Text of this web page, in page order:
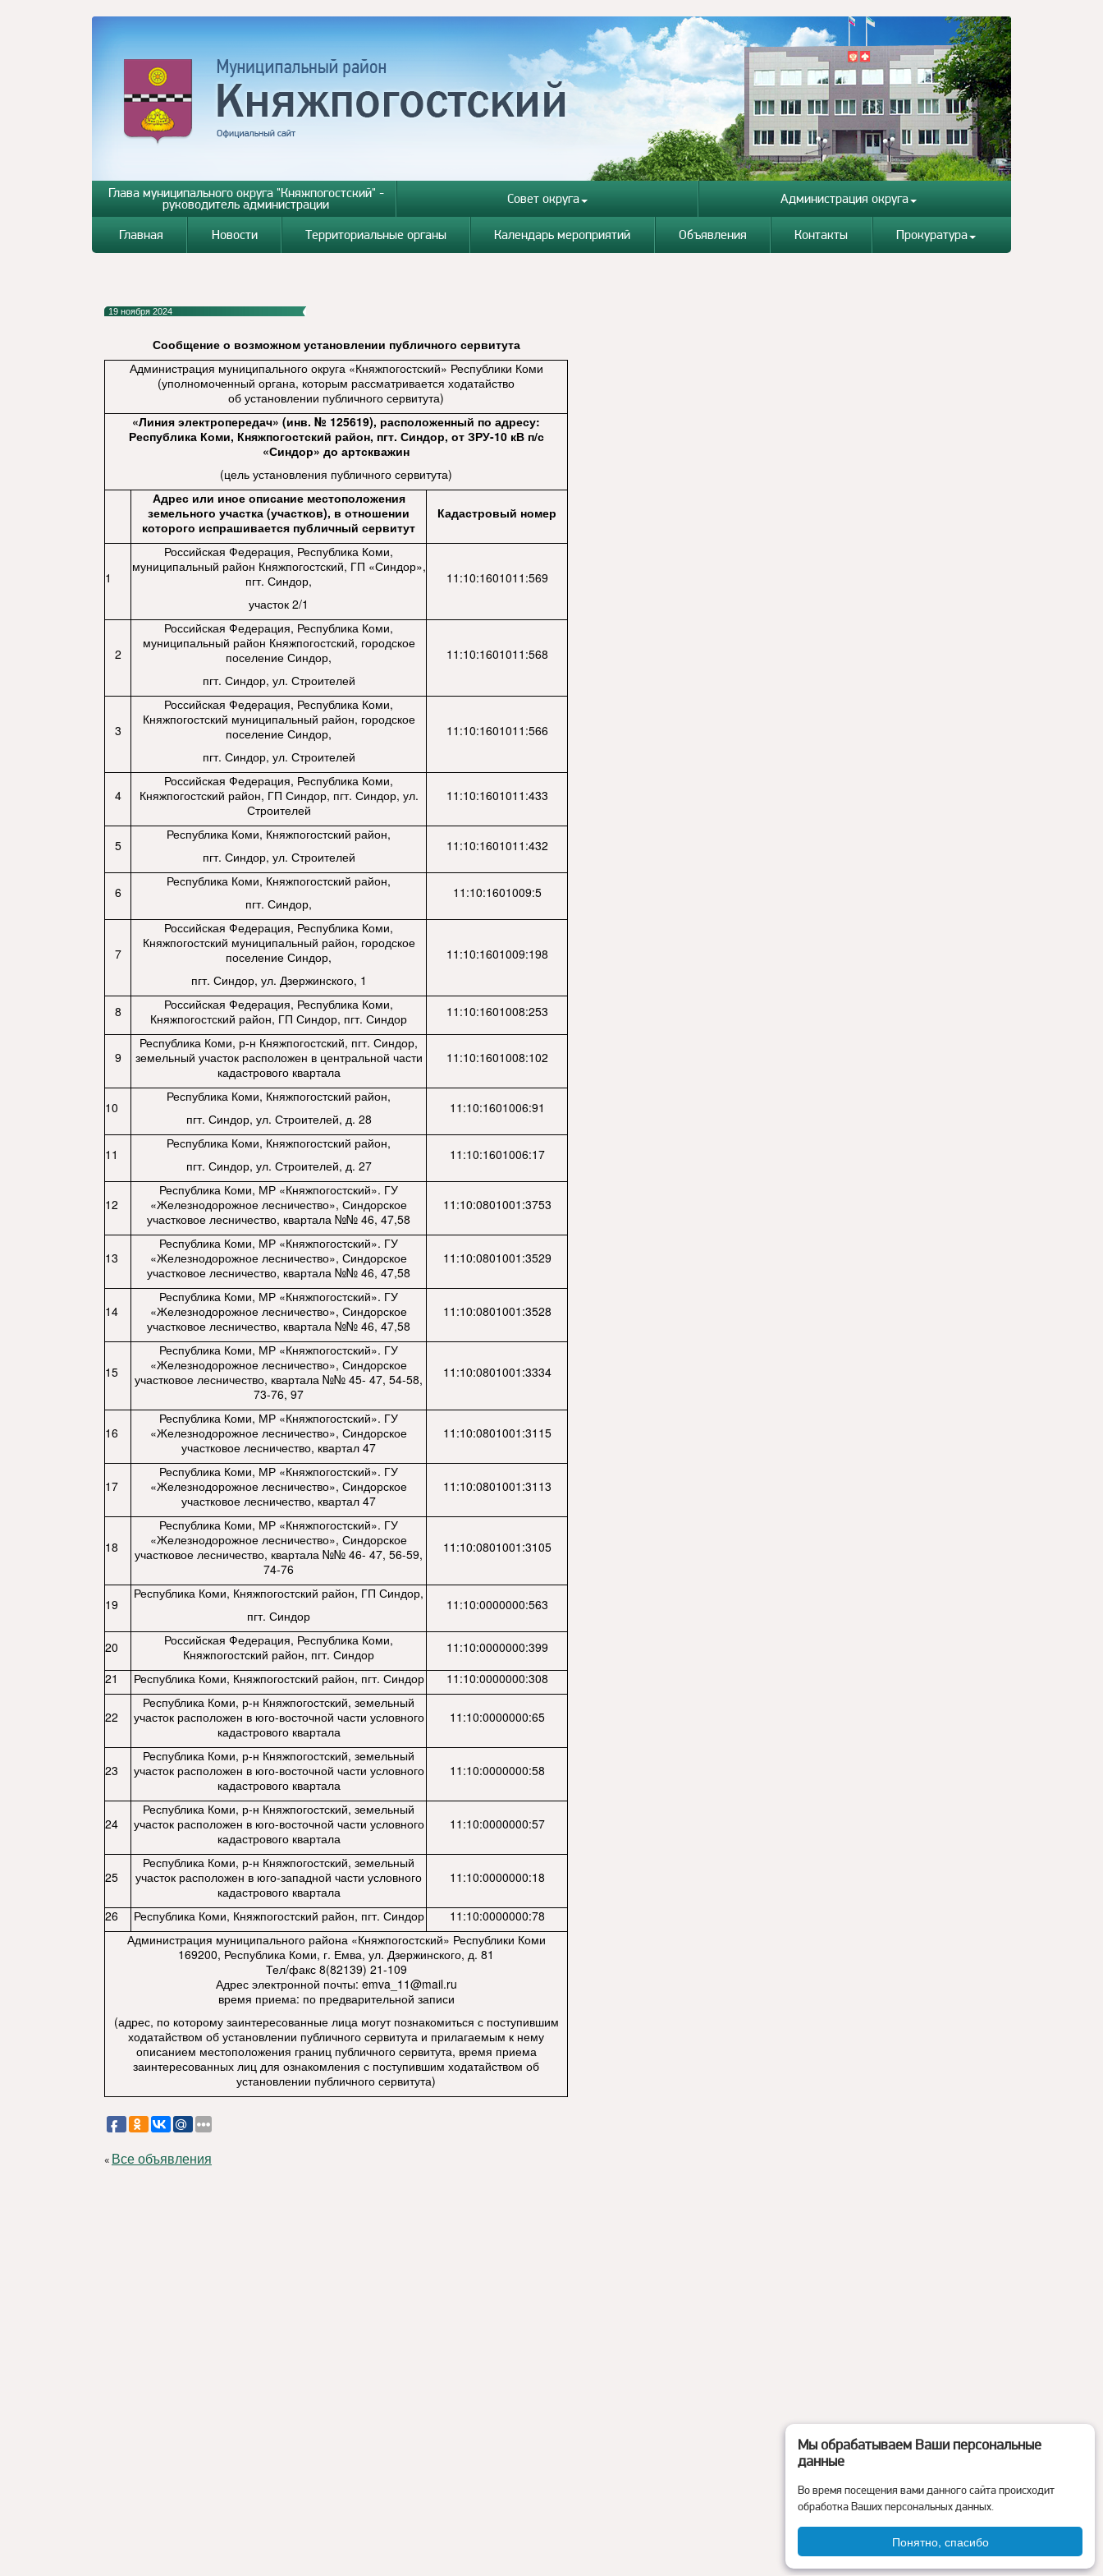
Глава муниципального округа "Княжпогостский" -
руководитель администрации Совет округа Администрация округа
Главная Новости Территориальные органы Календарь мероприятий Объявления Контакты Прокуратура
19 ноября 2024
Сообщение о возможном установлении публичного сервитута
Администрация муниципального округа «Княжпогостский» Республики Коми
(уполномоченный органа, которым рассматривается ходатайство
об установлении публичного сервитута)
«Линия электропередач» (инв. № 125619), расположенный по адресу:
Республика Коми, Княжпогостский район, пгт. Синдор, от ЗРУ-10 кВ п/с
«Синдор» до артскважин
(цель установления публичного сервитута)
Адрес или иное описание местоположения
земельного участка (участков), в отношении
которого испрашивается публичный сервитут
Кадастровый номер
1
Российская Федерация, Республика Коми,
муниципальный район Княжпогостский, ГП «Синдор»,
пгт. Синдор,
участок 2/1
11:10:1601011:569
2
Российская Федерация, Республика Коми,
муниципальный район Княжпогостский, городское
поселение Синдор,
пгт. Синдор, ул. Строителей
11:10:1601011:568
3
Российская Федерация, Республика Коми,
Княжпогостский муниципальный район, городское
поселение Синдор,
пгт. Синдор, ул. Строителей
11:10:1601011:566
4
Российская Федерация, Республика Коми,
Княжпогостский район, ГП Синдор, пгт. Синдор, ул.
Строителей
11:10:1601011:433
5
Республика Коми, Княжпогостский район,
пгт. Синдор, ул. Строителей
11:10:1601011:432
6
Республика Коми, Княжпогостский район,
пгт. Синдор,
11:10:1601009:5
7
Российская Федерация, Республика Коми,
Княжпогостский муниципальный район, городское
поселение Синдор,
пгт. Синдор, ул. Дзержинского, 1
11:10:1601009:198
8
Российская Федерация, Республика Коми,
Княжпогостский район, ГП Синдор, пгт. Синдор
11:10:1601008:253
9
Республика Коми, р-н Княжпогостский, пгт. Синдор,
земельный участок расположен в центральной части
кадастрового квартала
11:10:1601008:102
10
Республика Коми, Княжпогостский район,
пгт. Синдор, ул. Строителей, д. 28
11:10:1601006:91
11
Республика Коми, Княжпогостский район,
пгт. Синдор, ул. Строителей, д. 27
11:10:1601006:17
12
Республика Коми, МР «Княжпогостский». ГУ
«Железнодорожное лесничество», Синдорское
участковое лесничество, квартала №№ 46, 47,58
11:10:0801001:3753
13
Республика Коми, МР «Княжпогостский». ГУ
«Железнодорожное лесничество», Синдорское
участковое лесничество, квартала №№ 46, 47,58
11:10:0801001:3529
14
Республика Коми, МР «Княжпогостский». ГУ
«Железнодорожное лесничество», Синдорское
участковое лесничество, квартала №№ 46, 47,58
11:10:0801001:3528
15
Республика Коми, МР «Княжпогостский». ГУ
«Железнодорожное лесничество», Синдорское
участковое лесничество, квартала №№ 45- 47, 54-58,
73-76, 97
11:10:0801001:3334
16
Республика Коми, МР «Княжпогостский». ГУ
«Железнодорожное лесничество», Синдорское
участковое лесничество, квартал 47
11:10:0801001:3115
17
Республика Коми, МР «Княжпогостский». ГУ
«Железнодорожное лесничество», Синдорское
участковое лесничество, квартал 47
11:10:0801001:3113
18
Республика Коми, МР «Княжпогостский». ГУ
«Железнодорожное лесничество», Синдорское
участковое лесничество, квартала №№ 46- 47, 56-59,
74-76
11:10:0801001:3105
19
Республика Коми, Княжпогостский район, ГП Синдор,
пгт. Синдор
11:10:0000000:563
20
Российская Федерация, Республика Коми,
Княжпогостский район, пгт. Синдор
11:10:0000000:399
21
Республика Коми, Княжпогостский район, пгт. Синдор 11:10:0000000:308
22
Республика Коми, р-н Княжпогостский, земельный
участок расположен в юго-восточной части условного
кадастрового квартала
11:10:0000000:65
23
Республика Коми, р-н Княжпогостский, земельный
участок расположен в юго-восточной части условного
кадастрового квартала
11:10:0000000:58
24
Республика Коми, р-н Княжпогостский, земельный
участок расположен в юго-восточной части условного
кадастрового квартала
11:10:0000000:57
25
Республика Коми, р-н Княжпогостский, земельный
участок расположен в юго-западной части условного
кадастрового квартала
11:10:0000000:18
26 Республика Коми, Княжпогостский район, пгт. Синдор
11:10:0000000:78
Администрация муниципального района «Княжпогостский» Республики Коми
169200, Республика Коми, г. Емва, ул. Дзержинского, д. 81
Тел/факс 8(82139) 21-109
Адрес электронной почты: emva_11@mail.ru
время приема: по предварительной записи
(адрес, по которому заинтересованные лица могут познакомиться с поступившим
ходатайством об установлении публичного сервитута и прилагаемым к нему
описанием местоположения границ публичного сервитута, время приема
заинтересованных лиц для ознакомления с поступившим ходатайством об
установлении публичного сервитута)
« Все объявления
Мы обрабатываем Ваши персональные
данные
Во время посещения вами данного сайта происходит
обработка Ваших персональных данных.
Понятно, спасибо